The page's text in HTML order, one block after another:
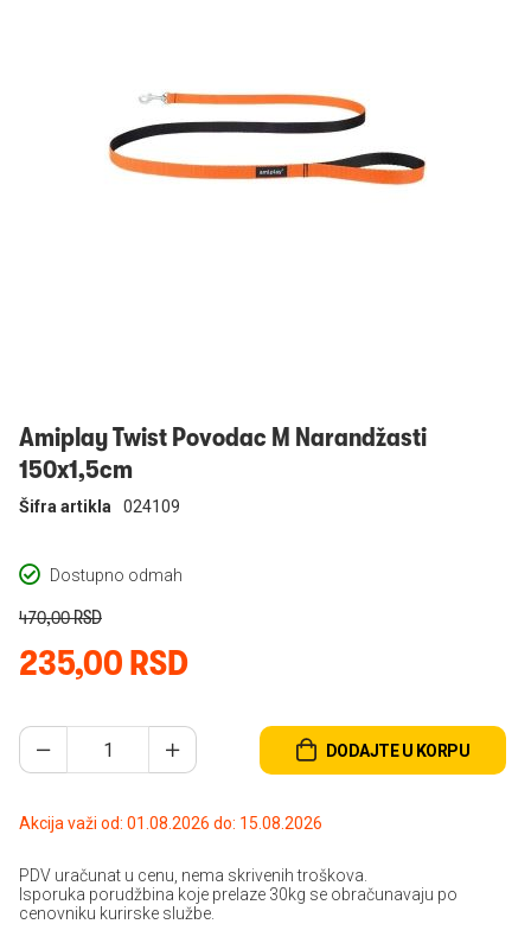
Amiplay Twist Povodac M Narandžasti
150x1,5cm
Dostupno odmah
Šifra artikla 024109
235,00 RSD
470,00 RSD
DODAJTE U KORPU
Akcija važi od: 01.08.2026 do: 15.08.2026
PDV uračunat u cenu, nema skrivenih troškova.
Isporuka porudžbina koje prelaze 30kg se obračunavaju po
cenovniku kurirske službe.